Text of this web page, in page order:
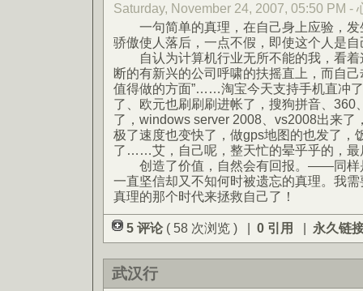
Saturday, November 24, 2007, 05:50 PM -
一句简单的真理，在自己身上应验，发
骄傲使人落后，一点不假，即使这个人是自
自认为计算机行业无所不能的我，看着
断的有新兴的公司呼啸的扶摇直上，而自
值得做的方面”……淘宝今天支持手机直冲
了、欧元也刷刷刷进帐了，搜狗拼音、360
了，windows server 2008、vs2008出来了
极了速度也变快了，做gps地图的也发了，
了……艾，自己呢，整天忙的晕乎乎的，最
创造了价值，自然会有回报。——同样
一直坚信却又不知何时被遗忘的真理。我
真理的那个时代来拯救自己了！
5 评论 ( 58 次浏览 ) | 0 引用 | 永久链
武汉行